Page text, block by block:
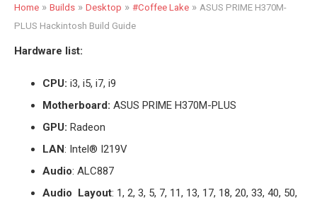
Home » Builds » Desktop » #Coffee Lake » ASUS PRIME H370M-
PLUS Hackintosh Build Guide
Hardware list:
CPU: i3, i5, i7, i9
Motherboard: ASUS PRIME H370M-PLUS
GPU: Radeon
LAN: Intel® I219V
Audio: ALC887
Audio Layout: 1, 2, 3, 5, 7, 11, 13, 17, 18, 20, 33, 40, 50,